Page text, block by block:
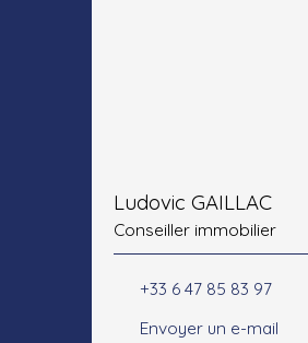
Ludovic GAILLAC
Conseiller immobilier
+33 6 47 85 83 97
Envoyer un e-mail